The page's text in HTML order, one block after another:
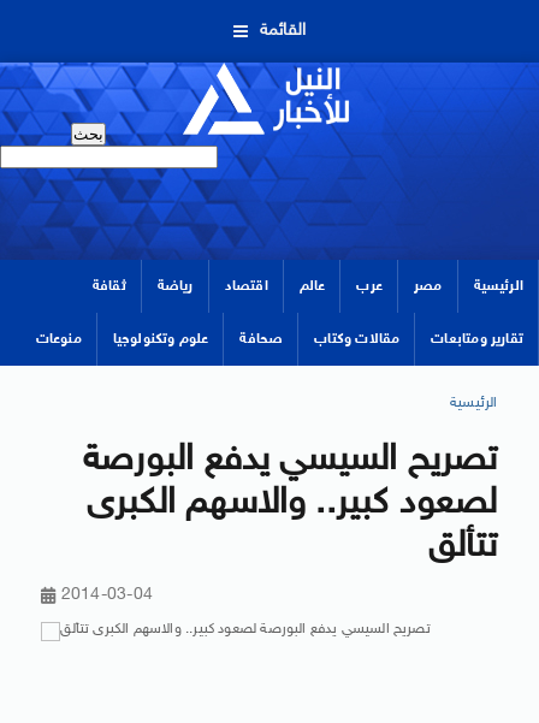
القائمة
الرئيسية مصر عرب عالم اقتصاد رياضة ثقافة
تقارير ومتابعات مقالات وكتاب صحافة علوم وتكنولوجيا منوعات
الرئيسية
تصريح السيسي يدفع البورصة
لصعود كبير.. والاسهم الكبرى
تتألق
2014-03-04